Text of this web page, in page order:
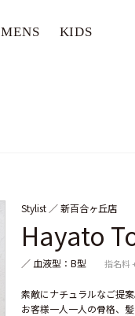
MENS KIDS
Stylist ／新百合ヶ丘店
Hayato
／ 血液型：B型 指名料
素敵にナチュラルなご提
お客様一人一人の骨格、